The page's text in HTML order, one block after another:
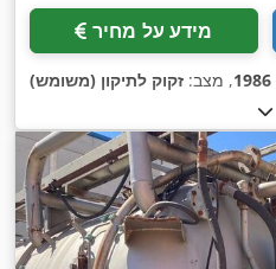
מידע על מחיר
1986, מצב: זקוק לתיקון (משומש)